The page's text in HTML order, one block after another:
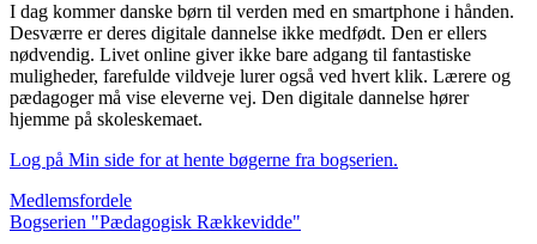
I dag kommer danske børn til verden med en smartphone i hånden.
Desværre er deres digitale dannelse ikke medfødt. Den er ellers
nødvendig. Livet online giver ikke bare adgang til fantastiske
muligheder, farefulde vildveje lurer også ved hvert klik. Lærere og
pædagoger må vise eleverne vej. Den digitale dannelse hører
hjemme på skoleskemaet.
Log på Min side for at hente bøgerne fra bogserien.
Medlemsfordele
Bogserien "Pædagogisk Rækkevidde"